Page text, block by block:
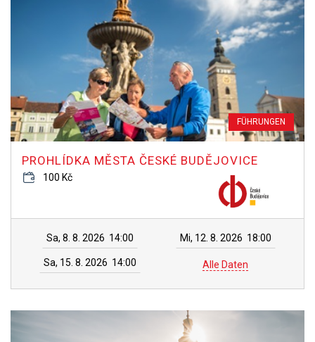
FÜHRUNGEN
PROHLÍDKA MĚSTA ČESKÉ BUDĚJOVICE
100 Kč
Sa, 8. 8. 2026 14:00 Mi, 12. 8. 2026 18:00
Sa, 15. 8. 2026 14:00 Alle Daten